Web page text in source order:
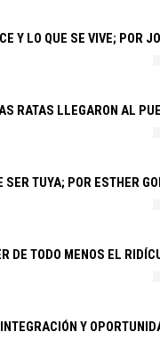
Y LO QUE SE VIVE; POR
RATAS LLEGARON AL
SER TUYA; POR ESTHER
DE TODO MENOS EL
Y